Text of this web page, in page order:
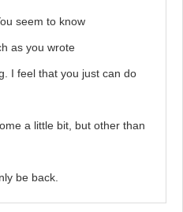
seem to know
as you wrote
I feel that you just can do
a little bit, but other than
be back.